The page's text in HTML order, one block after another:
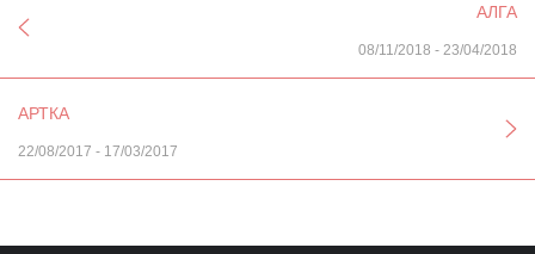
АЛГА
08/11/2018 - 23/04/2018
АРТКА
22/08/2017 - 17/03/2017